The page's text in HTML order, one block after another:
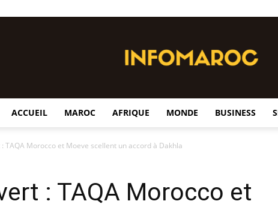
ACCUEIL MAROC AFRIQUE MONDE BUSINESS
TAQA Morocco et Moeve scellent un accord à Dakhla
: TAQA Morocco et